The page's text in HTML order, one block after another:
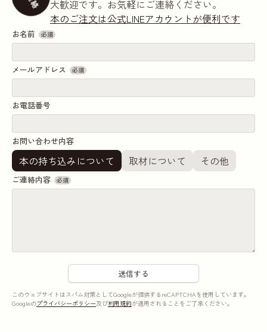
大歓迎です。お気軽にご連絡ください。
本のご注文は公式LINEアカウントが便利です
お名前 必須
メールアドレス 必須
お電話番号
お問い合わせ内容
本の持ち込みについて 取材について その他
ご連絡内容 必須
このウェブサイトはスパム対策としてGoogleが提供するreCAPTCHAを使用しています。
Googleのプライバシーポリシー及び利用規約が適用されることをご了承ください。